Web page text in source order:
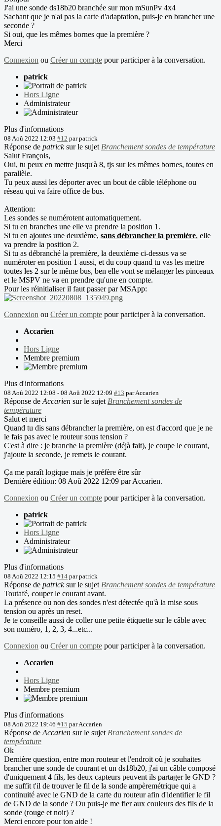
J'ai une sonde ds18b20 branchée sur mon mSunPv 4x4
Sachant que je n'ai pas la carte d'adaptation, puis-je en brancher une
seconde ?
Si oui, que les mêmes bornes que la première ?
Merci
Connexion ou Créer un compte pour participer à la conversation.
patrick
Hors Ligne
Administrateur
Plus d'informations
08 Aoû 2022 12:03 #12 parpatrick
Réponse de patricksur le sujet Branchement sondes de température
Salut François,
Oui, tu peux en mettre jusqu'à 8, tjs sur les mêmes bornes, toutes en
parallèle.
Tu peux aussi les déporter avec un bout de câble téléphone ou
réseau qui va faire office de bus.
Attention:
Les sondes se numérotent automatiquement.
Si tu en branches une elle va prendre la position 1.
Si tu en ajoutes une deuxième, sans débrancher la première, elle
va prendre la position 2.
Si tu as débranché la première, la deuxième ci-dessus va se
numéroter en position 1 aussi, et du coup quand tu vas les mettre
toutes les 2 sur le même bus, ben elle vont se mélanger les pinceaux
et le MSPV ne va en prendre qu'une en compte.
Pour les réinitialiser il faut passer par MSApp:
Connexion ou Créer un compte pour participer à la conversation.
Accarien
Hors Ligne
Membre premium
Plus d'informations
08 Aoû 2022 12:08 - 08 Aoû 2022 12:09 #13 parAccarien
Réponse de Accarien sur le sujet Branchement sondes de
température
Salut et merci
Quand tu dis sans débrancher la première, on est d'accord que je ne
le fais pas avec le routeur sous tension ?
C'est à dire : je branche la première (déjà fait), je coupe le courant,
j'ajoute la seconde, je remets le courant.
Ça me paraît logique mais je préfère être sûr
Dernière édition: 08 Aoû 2022 12:09 parAccarien.
Connexion ou Créer un compte pour participer à la conversation.
patrick
Hors Ligne
Administrateur
Plus d'informations
08 Aoû 2022 12:15 #14 parpatrick
Réponse de patricksur le sujet Branchement sondes de température
Toutafé, couper le courant avant.
La présence ou non des sondes n'est détectée qu'à la mise sous
tension ou après un reset.
Je te conseille aussi de coller une petite étiquette sur le câble avec
son numéro, 1, 2, 3, 4...etc...
Connexion ou Créer un compte pour participer à la conversation.
Accarien
Hors Ligne
Membre premium
Plus d'informations
08 Aoû 2022 19:46 #15 parAccarien
Réponse de Accarien sur le sujet Branchement sondes de
température
Ok
Dernière question, entre mon routeur et l'endroit où je souhaites
brancher une sonde de courant et un ds18b20, j'ai un câble composé
d'uniquement 4 fils, les deux capteurs peuvent ils partager le GND ?
me suffit t'il de trouver le fil de la sonde ampèremétrique qui a
continuité avec le GND de la carte du routeur afin d'identifier le fil
de GND de la sonde ? Ou puis-je me fier aux couleurs des fils de la
sonde (rouge et noir) ?
Merci encore pour ton aide !